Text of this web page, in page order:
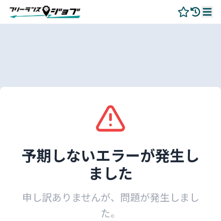
予期しないエラーが発生し
ました
申し訳ありませんが、問題が発生しまし
た。